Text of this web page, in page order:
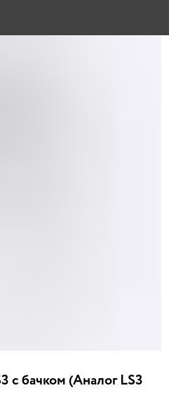
с бачком (Аналог LS3